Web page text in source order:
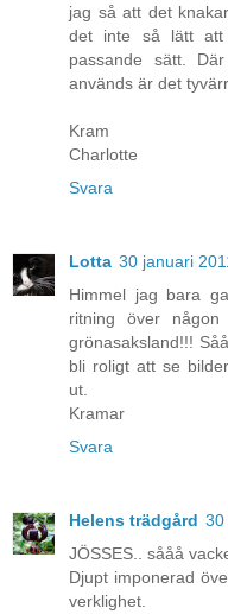
jag så att det
det inte så lätt att
passande sätt.
används är det
Kram
Charlotte
Svara
Lotta 30 januari
Himmel jag bara
ritning över
grönasaksland!!!
bli roligt att se
ut.
Kramar
Svara
Helens trädgård 30
JÖSSES.. sååå
Djupt imponerad
verklighet.